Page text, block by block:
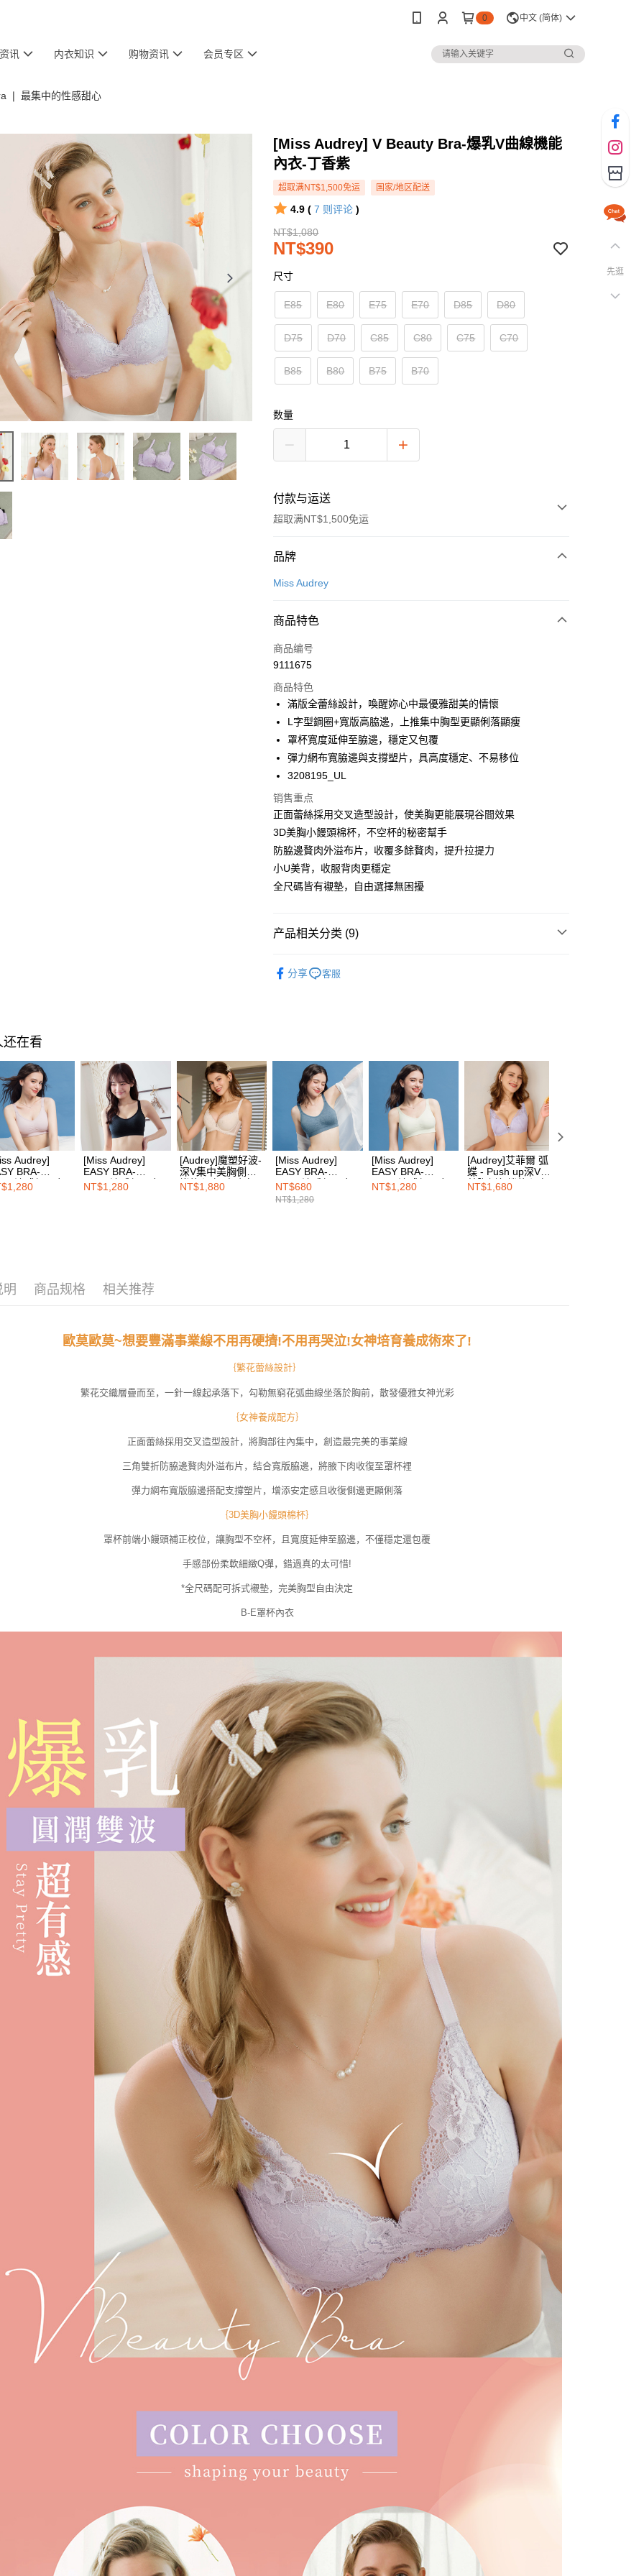
0 中文 (简体)
讯 内衣知识 购物资讯 会员专区
❘ 最集中的性感甜心
[Miss Audrey] V Beauty Bra-爆乳V曲線機能
內衣-丁香紫
超取满NT$1,500免运 国家/地区配送
4.9 ( 7 则评论 )
NT$1,080
NT$390
尺寸
E85 E80 E75 E70 D85 D80
D75 D70 C85 C80 C75 C70
B85 B80 B75 B70
数量
付款与运送
超取满NT$1,500免运
付款方式
信用卡一次付款
Apple Pay
悠遊付
Google Pay
PXPay Plus
AFTEE先享后付
相关说明
一、關於 AFTEE先享後付
1. 於付款方式選擇AFTEE先享後付，將跳出AFTEE先享後付手機驗證視
窗。
2. 進行簡訊驗證之後，即可完成結帳手續。
4. 下訂完成後，您的手機會收到一封繳費通知簡訊，APP會員則會收到
APP於四大便利商店‧ATM/網銀等方式進行付款。
享有最長 45 天內付款之服務。
二、付款限制
1. 初次使用 AFTEE 時，將依認證結果及本公司審查結果，核予每個人不同
之上限額度
2. 結帳金額須大於NT$30
3. 目前僅支援台灣會員
三、聲明條款
「AFTEE先享後付」(下稱本服務)乃由恩沛科技股份有限公司(下稱 AFTEE
)所提供，並由 AFTEE 向您收取款項。因使用本服務所須提供之個人資料
(包含但不限於訂購人姓名、電話，收件人姓名、電話、收件地址)，將交付
予 AFTEE 於本服務必要服務範圍內運用。關於 AFTEE 對於個人資料之蒐
集、處理、利用，詳參 AFTEE 官網之『個人資料蒐集、處理及利用告知聲
ATM付款
运送方式
每笔NT$100，满NT$1,500(含以上)免运费
每笔NT$100，满NT$1,500(含以上)免运费
每笔NT$100，满NT$1,500(含以上)免运费
每笔NT$100，满NT$1,500(含以上)免运费
EASY SHOP門市速取
免运费
海外配送
品牌
Miss Audrey
商品特色
商品编号
9111675
商品特色
滿版全蕾絲設計，喚醒妳心中最優雅甜美的情懷
L字型鋼圈+寬版高脇邊，上推集中胸型更顯俐落顯瘦
罩杯寬度延伸至脇邊，穩定又包覆
彈力網布寬脇邊與支撐塑片，具高度穩定、不易移位
3208195_UL
销售重点
正面蕾絲採用交叉造型設計，使美胸更能展現谷間效果
3D美胸小饅頭棉杯，不空杯的秘密幫手
防脇邊贅肉外溢布片，收覆多餘贅肉，提升拉提力
小U美背，收服背肉更穩定
全尺碼皆有襯墊，自由選擇無困擾
产品相关分类 (9)
性感甜心
🔎罩杯分类 C罩杯
🔎罩杯分类 D罩杯
🔎罩杯分类 E罩杯
❙ 最台味布拉甲 ❙ 台湾製造MIT
🔎功能款式 浪漫蕾丝内衣
分享 客服
还在看
Audrey]
BRA-
涼感超彈力
圈內衣-玫瑰奶
[Miss Audrey]
EASY BRA-
Cool+涼感超彈力
無鋼圈內衣-濃郁麻
NT$1,280
[Audrey]魔塑好波-
深V集中美胸側包
機能內衣-玫瑰白
NT$1,880
[Miss Audrey]
EASY BRA-
Cool+涼感超彈力
無鋼圈內衣-丹寧灰
藍
NT$680
NT$1,280
[Miss Audrey]
EASY BRA-
Cool+涼感超彈力
無鋼圈內衣-杏仁奶
NT$1,280
[Audrey]艾菲爾 弧
蝶 - Push up深V
美胸側包機能內衣-
羅藍紫
NT$1,680
明 商品规格 相关推荐
歐莫歐莫~想要豐滿事業線不用再硬擠!不用再哭泣!女神培育養成術來了!
｛繁花蕾絲設計｝
繁花交織層疊而至，一針一線起承落下，勾勒無窮花弧曲線坐落於胸前，散發優雅女神光彩
｛女神養成配方｝
正面蕾絲採用交叉造型設計，將胸部往內集中，創造最完美的事業線
三角雙折防脇邊贅肉外溢布片，結合寬版脇邊，將腋下肉收復至罩杯裡
彈力網布寬版脇邊搭配支撐塑片，增添安定感且收復側邊更顯俐落
｛3D美胸小饅頭棉杯｝
罩杯前端小饅頭補正校位，讓胸型不空杯，且寬度延伸至脇邊，不僅穩定還包覆
手感部份柔軟細緻Q彈，錯過真的太可惜!
*全尺碼配可拆式襯墊，完美胸型自由決定
B-E罩杯內衣
先逛